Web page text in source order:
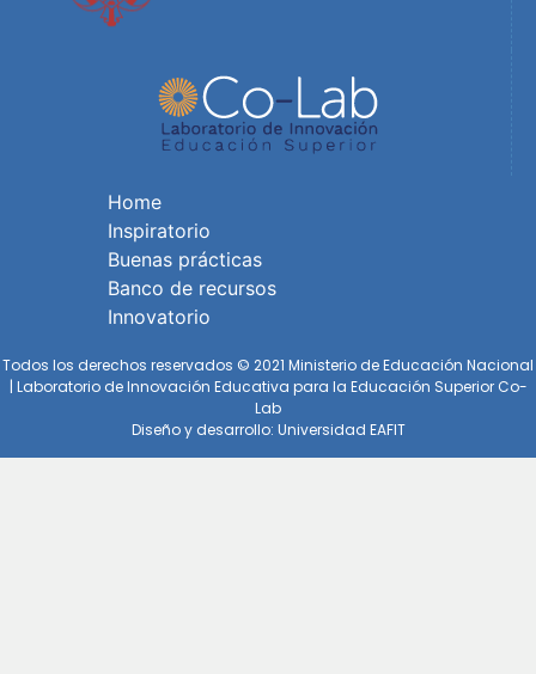
Home
Inspiratorio
Buenas prácticas
Banco de recursos
Innovatorio
Todos los derechos reservados © 2021 Ministerio de Educación Nacional
| Laboratorio de Innovación Educativa para la Educación Superior Co-
Lab
Diseño y desarrollo: Universidad EAFIT